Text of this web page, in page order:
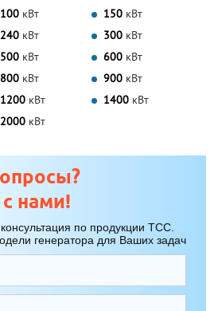
100 кВт 150 кВт
240 кВт 300 кВт
500 кВт 600 кВт
800 кВт 900 кВт
1200 кВт 1400 кВт
2000 кВт
нами!
по продукции ТСС.
генератора для Ваших задач